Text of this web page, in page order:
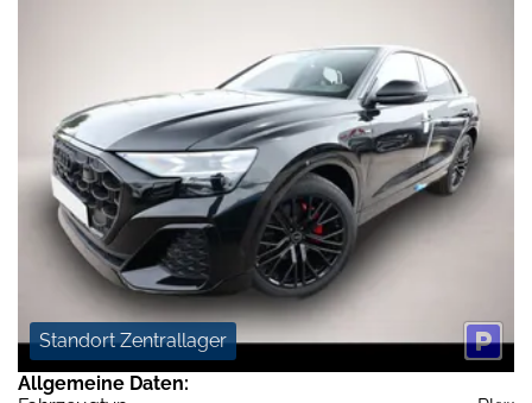
Standort Zentrallager
Allgemeine Daten: